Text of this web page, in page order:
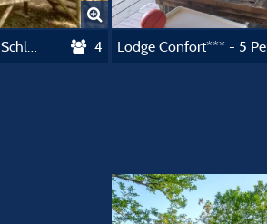
Lodge Piloti** - 4 Personen - 2 Schlafzimmer - Ohne Sanitäranlagen 4